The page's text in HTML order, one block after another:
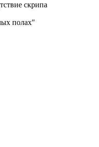
скрипа
полах"